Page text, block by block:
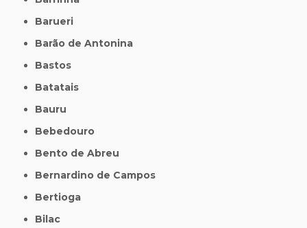
Barueri
Barão de Antonina
Bastos
Batatais
Bauru
Bebedouro
Bento de Abreu
Bernardino de Campos
Bertioga
Bilac